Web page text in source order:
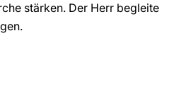
stärken. Der Herr begleite